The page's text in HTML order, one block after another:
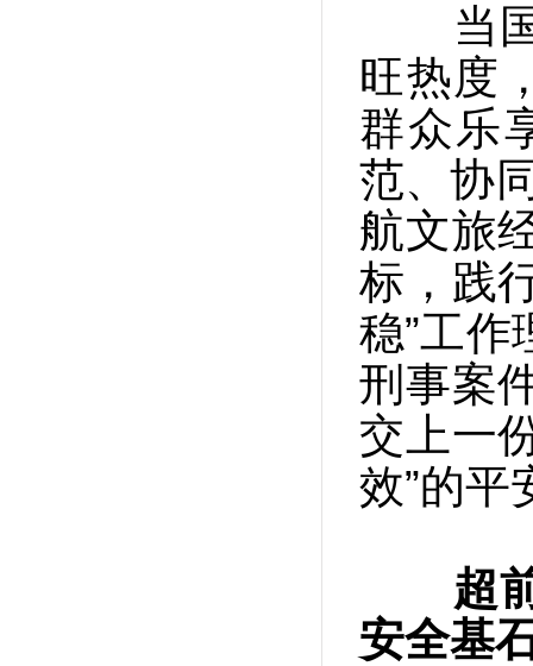
当国
旺热度
群众乐
范、协
航文旅
标，践
稳”工作
刑事案
交上一
效”的平
超
安全基